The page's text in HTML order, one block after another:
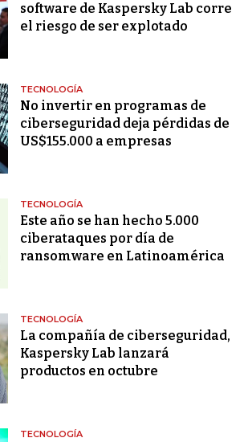
software de Kaspersky Lab corre
el riesgo de ser explotado
TECNOLOGÍA
No invertir en programas de
ciberseguridad deja pérdidas de
US$155.000 a empresas
TECNOLOGÍA
Este año se han hecho 5.000
ciberataques por día de
ransomware en Latinoamérica
TECNOLOGÍA
La compañía de ciberseguridad,
Kaspersky Lab lanzará
productos en octubre
TECNOLOGÍA